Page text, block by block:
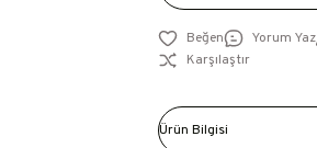
Yorum Yaz
Karşılaştır
Ürün Bilgisi